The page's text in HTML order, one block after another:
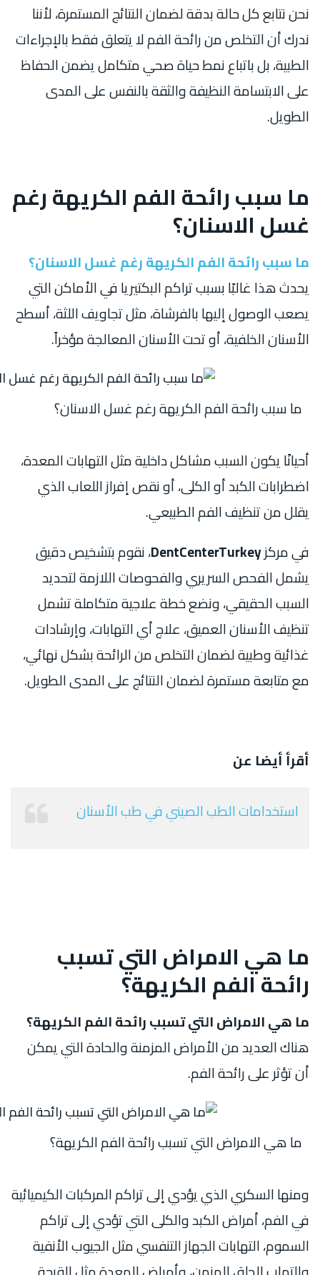
نحن نتابع كل حالة بدقة لضمان النتائج المستمرة، لأننا
ندرك أن التخلص من رائحة الفم لا يتعلق فقط بالإجراءات
الطبية، بل باتباع نمط حياة صحي متكامل يضمن الحفاظ
على الابتسامة النظيفة والثقة بالنفس على المدى
الطويل.
ما سبب رائحة الفم الكريهة رغم
غسل الاسنان؟
ما سبب رائحة الفم الكريهة رغم غسل الاسنان؟
يحدث هذا غالبًا بسبب تراكم البكتيريا في الأماكن التي
يصعب الوصول إليها بالفرشاة، مثل تجاويف اللثة، أسطح
الأسنان الخلفية، أو تحت الأسنان المعالجة مؤخراً.
ما سبب رائحة الفم الكريهة رغم غسل الاسنان؟
أحيانًا يكون السبب مشاكل داخلية مثل التهابات المعدة،
اضطرابات الكبد أو الكلى، أو نقص إفراز اللعاب الذي
يقلل من تنظيف الفم الطبيعي.
في مركزDentCenterTurkey، نقوم بتشخيص دقيق
يشمل الفحص السريري والفحوصات اللازمة لتحديد
السبب الحقيقي، ونضع خطة علاجية متكاملة تشمل
تنظيف الأسنان العميق، علاج أي التهابات، وإرشادات
غذائية وطبية لضمان التخلص من الرائحة بشكل نهائي،
مع متابعة مستمرة لضمان النتائج على المدى الطويل.
أقرأ أيضا عن
استخدامات الطب الصيني في طب الأسنان
ما هي الامراض التي تسبب
رائحة الفم الكريهة؟
ما هي الامراض التي تسبب رائحة الفم الكريهة؟
هناك العديد من الأمراض المزمنة والحادة التي يمكن
أن تؤثر على رائحة الفم.
ما هي الامراض التي تسبب رائحة الفم الكريهة؟
ومنها السكري الذي يؤدي إلى تراكم المركبات الكيميائية
في الفم، أمراض الكبد والكلى التي تؤدي إلى تراكم
السموم، التهابات الجهاز التنفسي مثل الجيوب الأنفية